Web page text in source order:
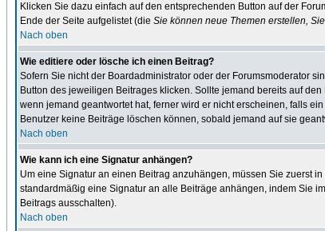
Klicken Sie dazu einfach auf den entsprechenden Button auf der
Ende der Seite aufgelistet (die Sie können neue Themen erstellen,
Nach oben
Wie editiere oder lösche ich einen Beitrag?
Sofern Sie nicht der Boardadministrator oder der Forumsmoderator
Button des jeweiligen Beitrages klicken. Sollte jemand bereits auf
wenn jemand geantwortet hat, ferner wird er nicht erscheinen, falls
Benutzer keine Beiträge löschen können, sobald jemand auf sie
Nach oben
Wie kann ich eine Signatur anhängen?
Um eine Signatur an einen Beitrag anzuhängen, müssen Sie zuerst
standardmäßig eine Signatur an alle Beiträge anhängen, indem Sie
Beitrags ausschalten).
Nach oben